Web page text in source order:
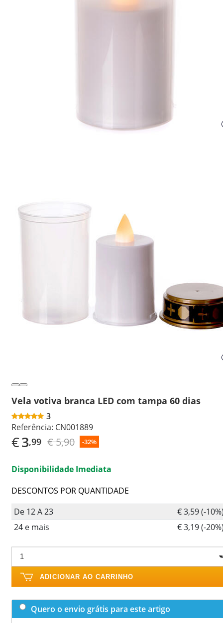
Vela votiva branca LED com tampa 60 dias
3
Referência: CN001889
€3,99 € 5,90 -32%
Disponibilidade Imediata
DESCONTOS POR QUANTIDADE
De 12 A 23
€ 3,59 (-
24 e mais
€ 3,19 (-
ADICIONAR AO CARRINHO
Quero o envio grátis para este artigo